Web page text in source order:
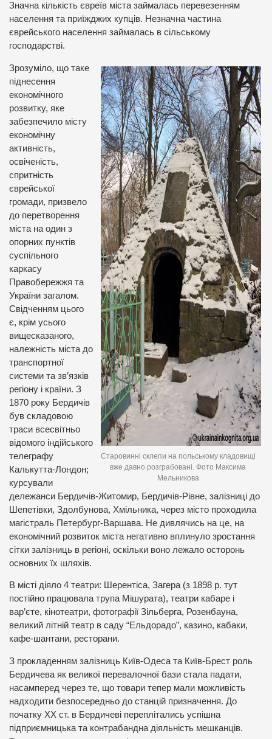
Значна кількість євреїв міста займалась перевезенням
населення та приїжджих купців. Незначна частина
єврейського населення займалась в сільському
господарстві.
Старовинні склепи на польському кладовищі
вже давно розграбовані. Фото Максима
Мельникова
Зрозуміло, що таке
піднесення
економічного
розвитку, яке
забезпечило місту
економічну
активність,
освіченість,
спритність
єврейської
громади, призвело
до перетворення
міста на один з
опорних пунктів
суспільного
каркасу
Правобережжя та
України загалом.
Свідченням цього
є, крім усього
вищесказаного,
належність міста до
транспортної
системи та зв’язків
регіону і країни. З
1870 року Бердичів
був складовою
траси всесвітньо
відомого індійського
телеграфу
Калькутта-Лондон;
курсували
дележанси Бердичів-Житомир, Бердичів-Рівне, залізниці до
Шепетівки, Здолбунова, Хмільника, через місто проходила
магістраль Петербург-Варшава. Не дивлячись на це, на
економічний розвиток міста негативно вплинуло зростання
сітки залізниць в регіоні, оскільки воно лежало осторонь
основних їх шляхів.
В місті діяло 4 театри: Шерентіса, Загера (з 1898 р. тут
постійно працювала трупа Мішурата), театри кабаре і
вар’єте, кінотеатри, фотографії Зільберга, Розенбауна,
великий літній театр в саду “Ельдорадо”, казино, кабаки,
кафе-шантани, ресторани.
З прокладенням залізниць Київ-Одеса та Київ-Брест роль
Бердичева як великої перевалочної бази стала падати,
насамперед через те, що товари тепер мали можливість
надходити безпосередньо до станцій призначення. До
початку ХХ ст. в Бердичеві переплітались успішна
підприємницька та контрабандна діяльність мешканців.